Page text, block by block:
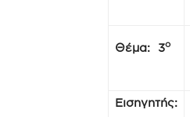
Θέμα: 3ο
Εισηγητής: